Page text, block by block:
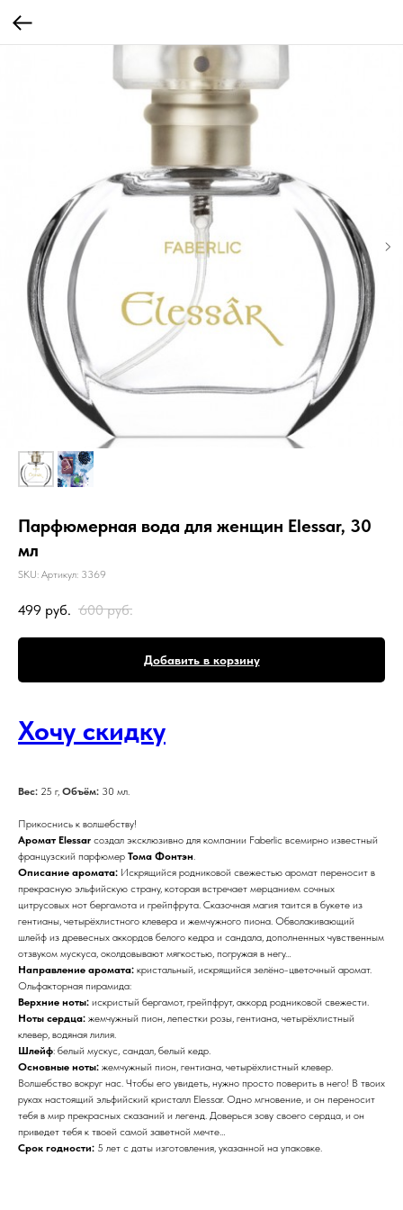
Парфюмерная вода для женщин Elessar, 30
мл
SKU: Артикул: 3369
499 руб. 600 руб.
Добавить в корзину
Хочу скидку
Вес: 25 г, Объём: 30 мл.
Прикоснись к волшебству!
Аромат Elessar создал эксклюзивно для компании Faberlic всемирно известный
французский парфюмер Тома Фонтэн.
Описание аромата: Искрящийся родниковой свежестью аромат переносит в
прекрасную эльфийскую страну, которая встречает мерцанием сочных
цитрусовых нот бергамота и грейпфрута. Сказочная магия таится в букете из
гентианы, четырёхлистного клевера и жемчужного пиона. Обволакивающий
шлейф из древесных аккордов белого кедра и сандала, дополненных чувственным
отзвуком мускуса, околдовывают мягкостью, погружая в негу…
Направление аромата: кристальный, искрящийся зелёно-цветочный аромат.
Ольфакторная пирамида:
Верхние ноты: искристый бергамот, грейпфрут, аккорд родниковой свежести.
Ноты сердца: жемчужный пион, лепестки розы, гентиана, четырёхлистный
клевер, водяная лилия.
Шлейф: белый мускус, сандал, белый кедр.
Основные ноты: жемчужный пион, гентиана, четырёхлистный клевер.
Волшебство вокруг нас. Чтобы его увидеть, нужно просто поверить в него! В твоих
руках настоящий эльфийский кристалл Elessar. Одно мгновение, и он переносит
тебя в мир прекрасных сказаний и легенд. Доверься зову своего сердца, и он
приведет тебя к твоей самой заветной мечте…
Срок годности: 5 лет с даты изготовления, указанной на упаковке.